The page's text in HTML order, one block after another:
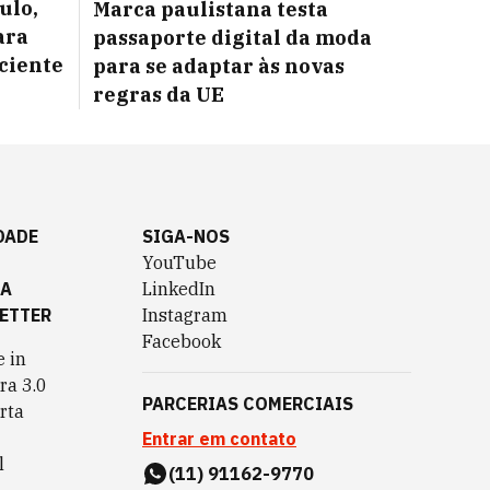
Marca paulistana testa
passaporte digital da moda
para se adaptar às novas
regras da UE
in
3.0
SIGA-NOS
YouTube
LinkedIn
Instagram
Facebook
PARCERIAS COMERCIAIS
Entrar em contato
(11) 91162-9770